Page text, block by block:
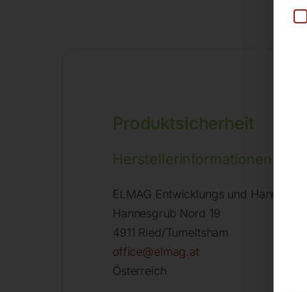
Produktsicherheit
Herstellerinformationen
ELMAG Entwicklungs und Handels
Hannesgrub Nord 19
4911 Ried/Tumeltsham
office@elmag.at
Österreich